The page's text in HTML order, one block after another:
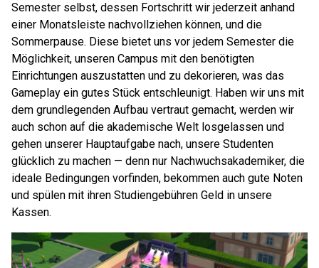
Semester selbst, dessen Fortschritt wir jederzeit anhand
einer Monatsleiste nachvollziehen können, und die
Sommerpause. Diese bietet uns vor jedem Semester die
Möglichkeit, unseren Campus mit den benötigten
Einrichtungen auszustatten und zu dekorieren, was das
Gameplay ein gutes Stück entschleunigt. Haben wir uns mit
dem grundlegenden Aufbau vertraut gemacht, werden wir
auch schon auf die akademische Welt losgelassen und
gehen unserer Hauptaufgabe nach, unsere Studenten
glücklich zu machen — denn nur Nachwuchsakademiker, die
ideale Bedingungen vorfinden, bekommen auch gute Noten
und spülen mit ihren Studiengebühren Geld in unsere
Kassen.